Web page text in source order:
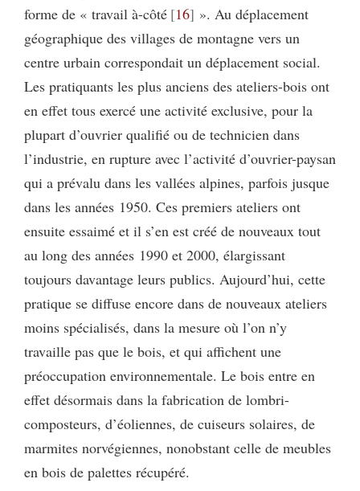
forme de « travail à-côté 16 ». Au déplacement
géographique des villages de montagne vers un
centre urbain correspondait un déplacement social.
Les pratiquants les plus anciens des ateliers-bois ont
en effet tous exercé une activité exclusive, pour la
plupart d’ouvrier qualifié ou de technicien dans
l’industrie, en rupture avec l’activité d’ouvrier-paysan
qui a prévalu dans les vallées alpines, parfois jusque
dans les années 1950. Ces premiers ateliers ont
ensuite essaimé et il s’en est créé de nouveaux tout
au long des années 1990 et 2000, élargissant
toujours davantage leurs publics. Aujourd’hui, cette
pratique se diffuse encore dans de nouveaux ateliers
moins spécialisés, dans la mesure où l’on n’y
travaille pas que le bois, et qui affichent une
préoccupation environnementale. Le bois entre en
effet désormais dans la fabrication de lombri-
composteurs, d’éoliennes, de cuiseurs solaires, de
marmites norvégiennes, nonobstant celle de meubles
en bois de palettes récupéré.